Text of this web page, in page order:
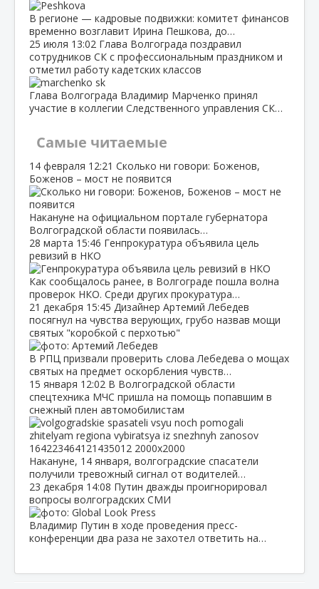
В регионе — кадровые подвижки: комитет финансов
временно возглавит Ирина Пешкова, до…
25 июля 13:02 Глава Волгограда поздравил
сотрудников СК с профессиональным праздником и
отметил работу кадетских классов
Глава Волгограда Владимир Марченко принял
участие в коллегии Следственного управления СК…
Самые читаемые
14 февраля 12:21 Сколько ни говори: Боженов,
Боженов – мост не появится
Накануне на официальном портале губернатора
Волгоградской области появилась…
28 марта 15:46 Генпрокуратура объявила цель
ревизий в НКО
Как сообщалось ранее, в Волгограде пошла волна
проверок НКО. Среди других прокуратура…
21 декабря 15:45 Дизайнер Артемий Лебедев
посягнул на чувства верующих, грубо назвав мощи
святых "коробкой с перхотью"
В РПЦ призвали проверить слова Лебедева о мощах
святых на предмет оскорбления чувств…
15 января 12:02 В Волгоградской области
спецтехника МЧС пришла на помощь попавшим в
снежный плен автомобилистам
Накануне, 14 января, волгоградские спасатели
получили тревожный сигнал от водителей…
23 декабря 14:08 Путин дважды проигнорировал
вопросы волгоградских СМИ
Владимир Путин в ходе проведения пресс-
конференции два раза не захотел ответить на…